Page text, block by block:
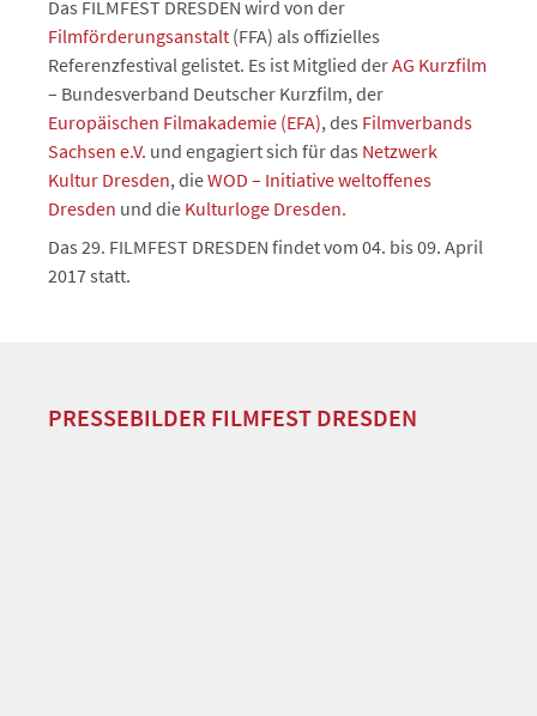
Das FILMFEST DRESDEN wird von der
Filmförderungsanstalt (FFA) als offizielles
Referenzfestival gelistet. Es ist Mitglied derAG Kurzfilm
– Bundesverband Deutscher Kurzfilm, der
Europäischen Filmakademie (EFA), des Filmverbands
Sachsen e.V. und engagiert sich für das Netzwerk
Kultur Dresden, dieWOD – Initiative weltoffenes
Dresden und die Kulturloge Dresden.
Das 29. FILMFEST DRESDEN findet vom 04. bis 09. April
2017 statt.
PRESSEBILDER FILMFEST DRESDEN